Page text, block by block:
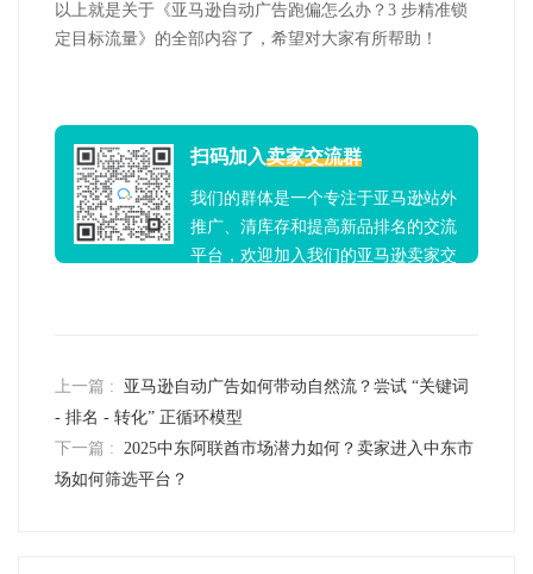
以上就是关于《亚马逊自动广告跑偏怎么办？3 步精准锁
定目标流量》的全部内容了，希望对大家有所帮助！
扫码加入卖家交流群
我们的群体是一个专注于亚马逊站外
推广、清库存和提高新品排名的交流
平台，欢迎加入我们的亚马逊卖家交
上一篇 :
亚马逊自动广告如何带动自然流？尝试 “关键词
- 排名 - 转化” 正循环模型
下一篇 : 2025中东阿联酋市场潜力如何？卖家进入中东市
场如何筛选平台？